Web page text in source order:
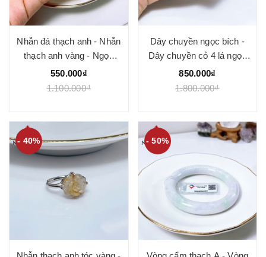
Nhẫn đá thạch anh - Nhẫn
thạch anh vàng - Ngọc
Quý
550.000₫
1.100.000₫
Dây chuyền ngọc bích -
Dây chuyền cỏ 4 lá ngọc
bích - Ngọc Quý
850.000₫
1.800.000₫
- 40% - 50%